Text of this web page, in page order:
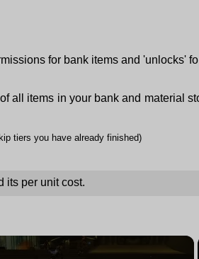
for bank items and 'unlocks'
all items in your bank and material
tiers you have already finished)
its per unit cost.